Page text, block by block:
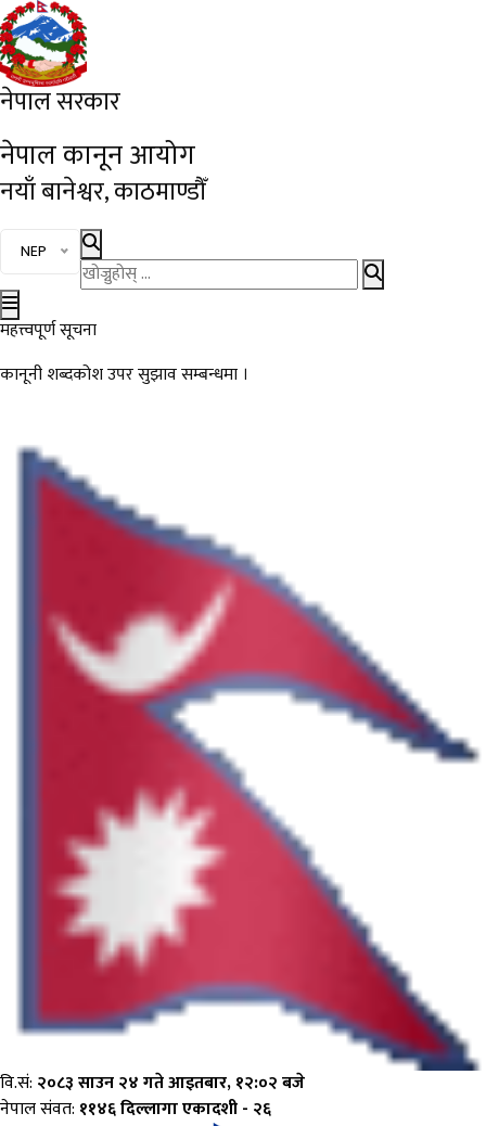
नेपाल सरकार
नेपाल कानून आयोग
नयाँ बानेश्वर, काठमाण्डौँ
भाषा चयन गर्नुहोस्
NEP
खोज्नुहोस्
मुख्य नेभिगेसनमा जानुहोस्
महत्त्वपूर्ण सूचना
कार्यालय स्थानान्तरण भएको सूचना ।
कानूनी शब्दकोश उपर सुझाव सम्बन्धमा ।
कानूनी शब्दकोश
वि.सं: २०८३ साउन २४ गते आइतबार, १२:०२ बजे
नेपाल संवत: ११४६ दिल्लागा एकादशी - २६